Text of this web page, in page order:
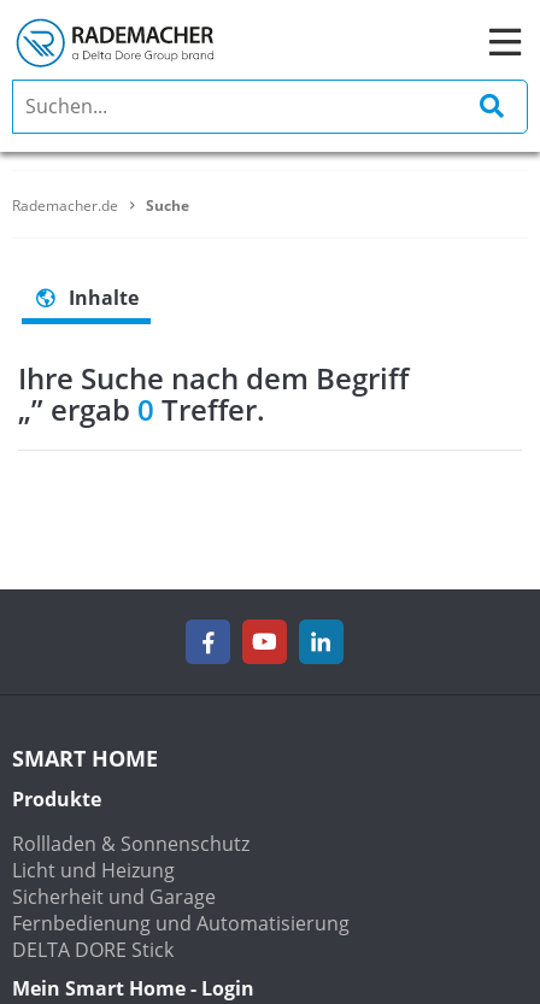
Rademacher.de Suche
Inhalte
Ihre Suche nach dem Begriff
„” ergab 0 Treffer.
SMART HOME
Produkte
Rollladen & Sonnenschutz
Licht und Heizung
Sicherheit und Garage
Fernbedienung und Automatisierung
DELTA DORE Stick
Mein Smart Home - Login